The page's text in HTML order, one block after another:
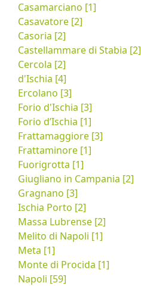
Casamarciano [1]
Casavatore [2]
Casoria [2]
Castellammare di Stabia [2]
Cercola [2]
d'Ischia [4]
Ercolano [3]
Forio d'Ischia [3]
Forio d’Ischia [1]
Frattamaggiore [3]
Frattaminore [1]
Fuorigrotta [1]
Giugliano in Campania [2]
Gragnano [3]
Ischia Porto [2]
Massa Lubrense [2]
Melito di Napoli [1]
Meta [1]
Monte di Procida [1]
Napoli [59]